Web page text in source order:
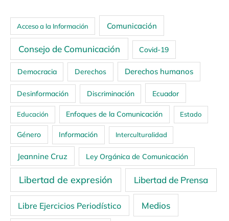
Acceso a la Información Comunicación
Consejo de Comunicación Covid-19
Democracia Derechos Derechos humanos
Desinformación Discriminación Ecuador
Educación Enfoques de la Comunicación Estado
Género Información Interculturalidad
Jeannine Cruz Ley Orgánica de Comunicación
Libertad de expresión Libertad de Prensa
Libre Ejercicios Periodístico Medios